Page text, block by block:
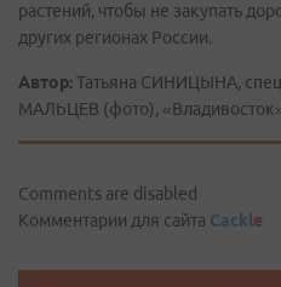
растений, чтобы не закупать
других регионах России.
Автор:Татьяна СИНИЦЫНА,
МАЛЬЦЕВ (фото),
Comments are disabled
Комментарии для сайта Cackle